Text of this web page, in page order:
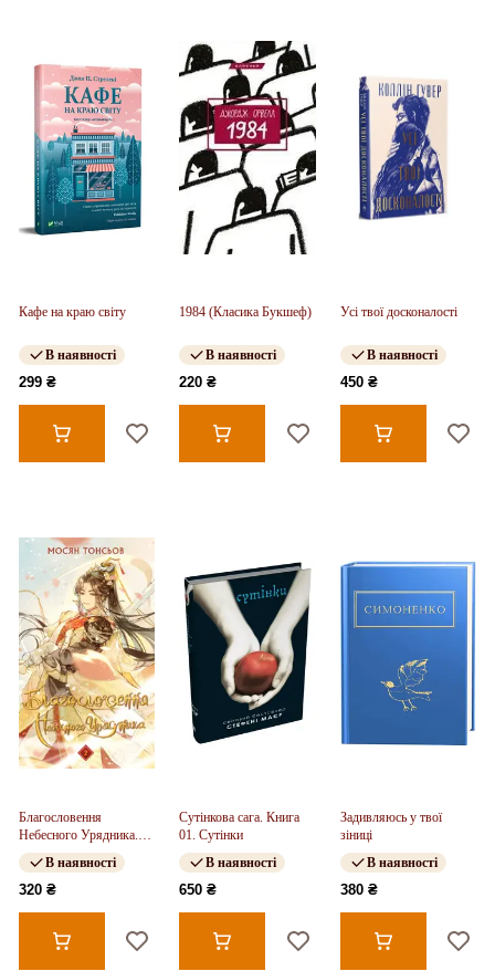
Кафе на краю світу
В наявності
299 ₴
1984 (Класика Букшеф)
В наявності
220 ₴
Усі твої досконалості
В наявності
450 ₴
Благословення
Небесного Урядника.
Том 2
В наявності
320 ₴
Сутінкова сага. Книга
01. Сутінки
В наявності
650 ₴
Задивляюсь у твої
зіниці
В наявності
380 ₴